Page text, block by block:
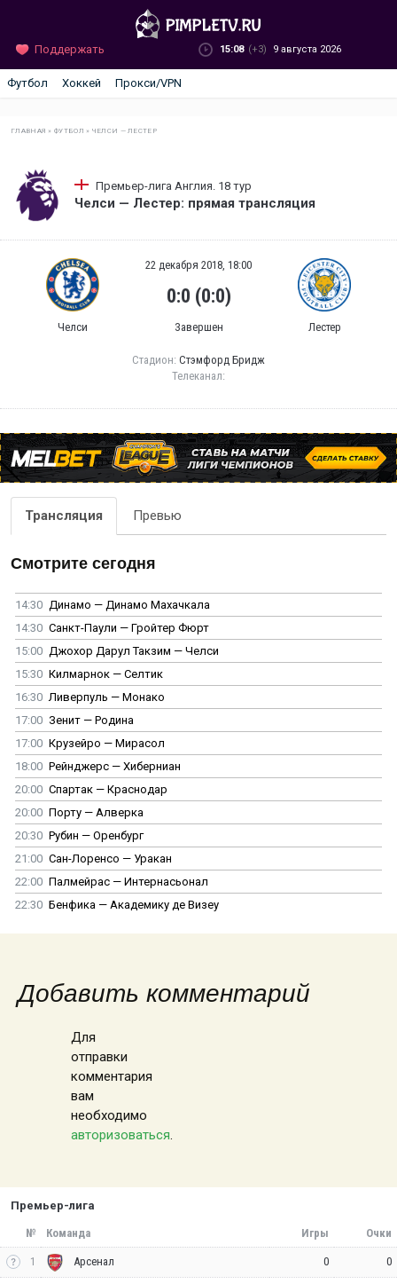
Поддержать 15:08 (+3) 9 августа 2026
Футбол Хоккей Прокси/VPN
ГЛАВНАЯ »ФУТБОЛ » ЧЕЛСИ — ЛЕСТЕР
Премьер-лига Англия. 18 тур
Челси — Лестер: прямая трансляция
Челси
22 декабря 2018, 18:00
0:0 (0:0)
Завершен Лестер
Стадион: Стэмфорд Бридж
Телеканал:
Трансляция Превью
Смотрите сегодня
14:30 Динамо — Динамо Махачкала
14:30 Санкт-Паули — Гройтер Фюрт
15:00 Джохор Дарул Такзим — Челси
15:30 Килмарнок — Селтик
16:30 Ливерпуль — Монако
17:00 Зенит — Родина
17:00 Крузейро — Мирасол
18:00 Рейнджерс — Хиберниан
20:00 Спартак — Краснодар
20:00 Порту — Алверка
20:30 Рубин — Оренбург
21:00 Сан-Лоренсо — Уракан
22:00 Палмейрас — Интернасьонал
22:30 Бенфика — Академику де Визеу
Добавить комментарий
Для
отправки
комментария
вам
необходимо
авторизоваться.
Премьер-лига
№ Команда Игры Очки
1 Арсенал 0 0